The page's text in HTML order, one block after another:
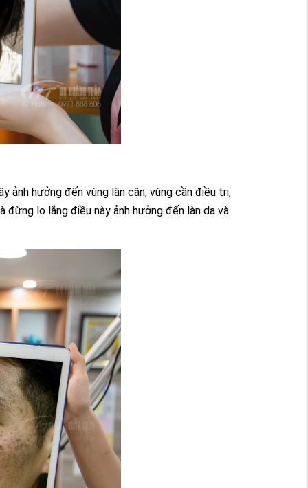
ảnh hưởng đến vùng lân cận, vùng cần điều trị,
đừng lo lắng điều này ảnh hưởng đến làn da và